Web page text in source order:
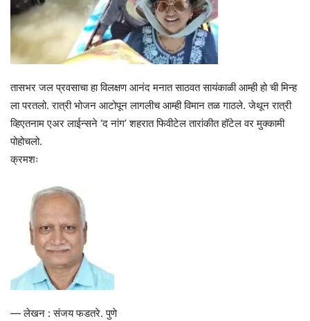
तासभर जल प्रवसाचा हा विलक्षण आनंद मनात साठवत सायंकाळी आम्ही हो ची मिन्ह
ला परतलो. रात्री भोजन आटोपून लागलीच आम्ही विमान तळ गाठले. जेथून रात्री
व्हिएतनाम एअर लाईन्सने ‘द नांग’ शहरात फिवीटेल तारांकीत हॉटेल वर मुक्कामी
पोहोचलो.
क्रमशः
— लेखन : संजय फडतरे. पुणे